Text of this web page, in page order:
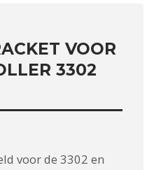
VOOR
3302
voor de 3302 en